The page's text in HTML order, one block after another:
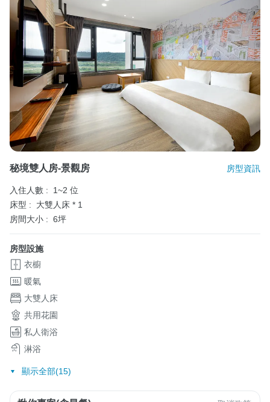
秘境雙人房-景觀房 房型資訊
入住人數 :
1~2 位
床型 :
大雙人床 * 1
房間大小 : 6坪
房型設施
衣櫥
暖氣
大雙人床
共用花園
私人衛浴
淋浴
顯示全部(15)